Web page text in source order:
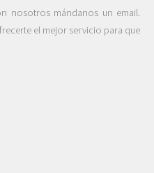
nosotros mándanos un email.
el mejor servicio para que